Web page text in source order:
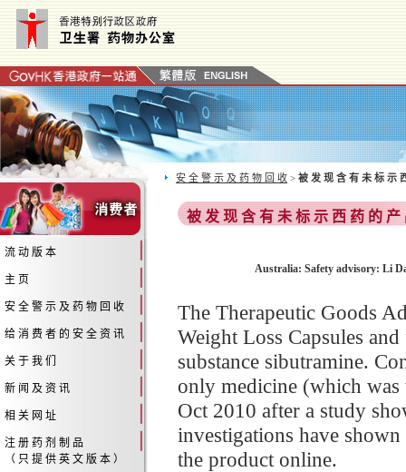
流 动 版 本
主 页
安 全 警 示 及 药 物 回 收
给 消 费 者 的 安 全 资 讯
关 于 我 们
新 闻 及 资 讯
相 关 网 址
注 册 药 剂 制 品
（ 只 提 供 英 文 版 本 ）
安 全 警 示 及 药 物 回 收 > 被 发 现 含 有 未 标 示
被 发 现 含 有 未 标 示 西 药 的 产
Australia: Safety advisory: Li
The Therapeutic Goods
Weight Loss Capsules
substance sibutramine.
only medicine (which
Oct 2010 after a study
investigations have
the product online.